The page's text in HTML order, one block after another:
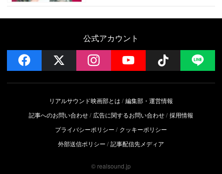
公式アカウント
facebook instagramYouTube Follow
リアルサウンド映画部とは
編集部・運営情報
記事へのお問い合わせ
広告に関するお問い合わせ 採用情報
プライバシーポリシー
クッキーポリシー
外部送信ポリシー
記事配信先メディア
© realsound.jp